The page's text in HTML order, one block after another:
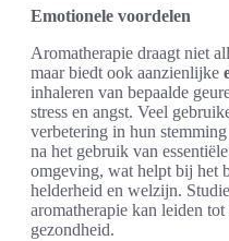
Emotionele voordelen
Aromatherapie draagt niet
maar biedt ook aanzienlijke
inhaleren van bepaalde
stress en angst. Veel
verbetering in hun
na het gebruik van
omgeving, wat helpt bij het
helderheid en welzijn.
aromatherapie kan leiden
gezondheid.